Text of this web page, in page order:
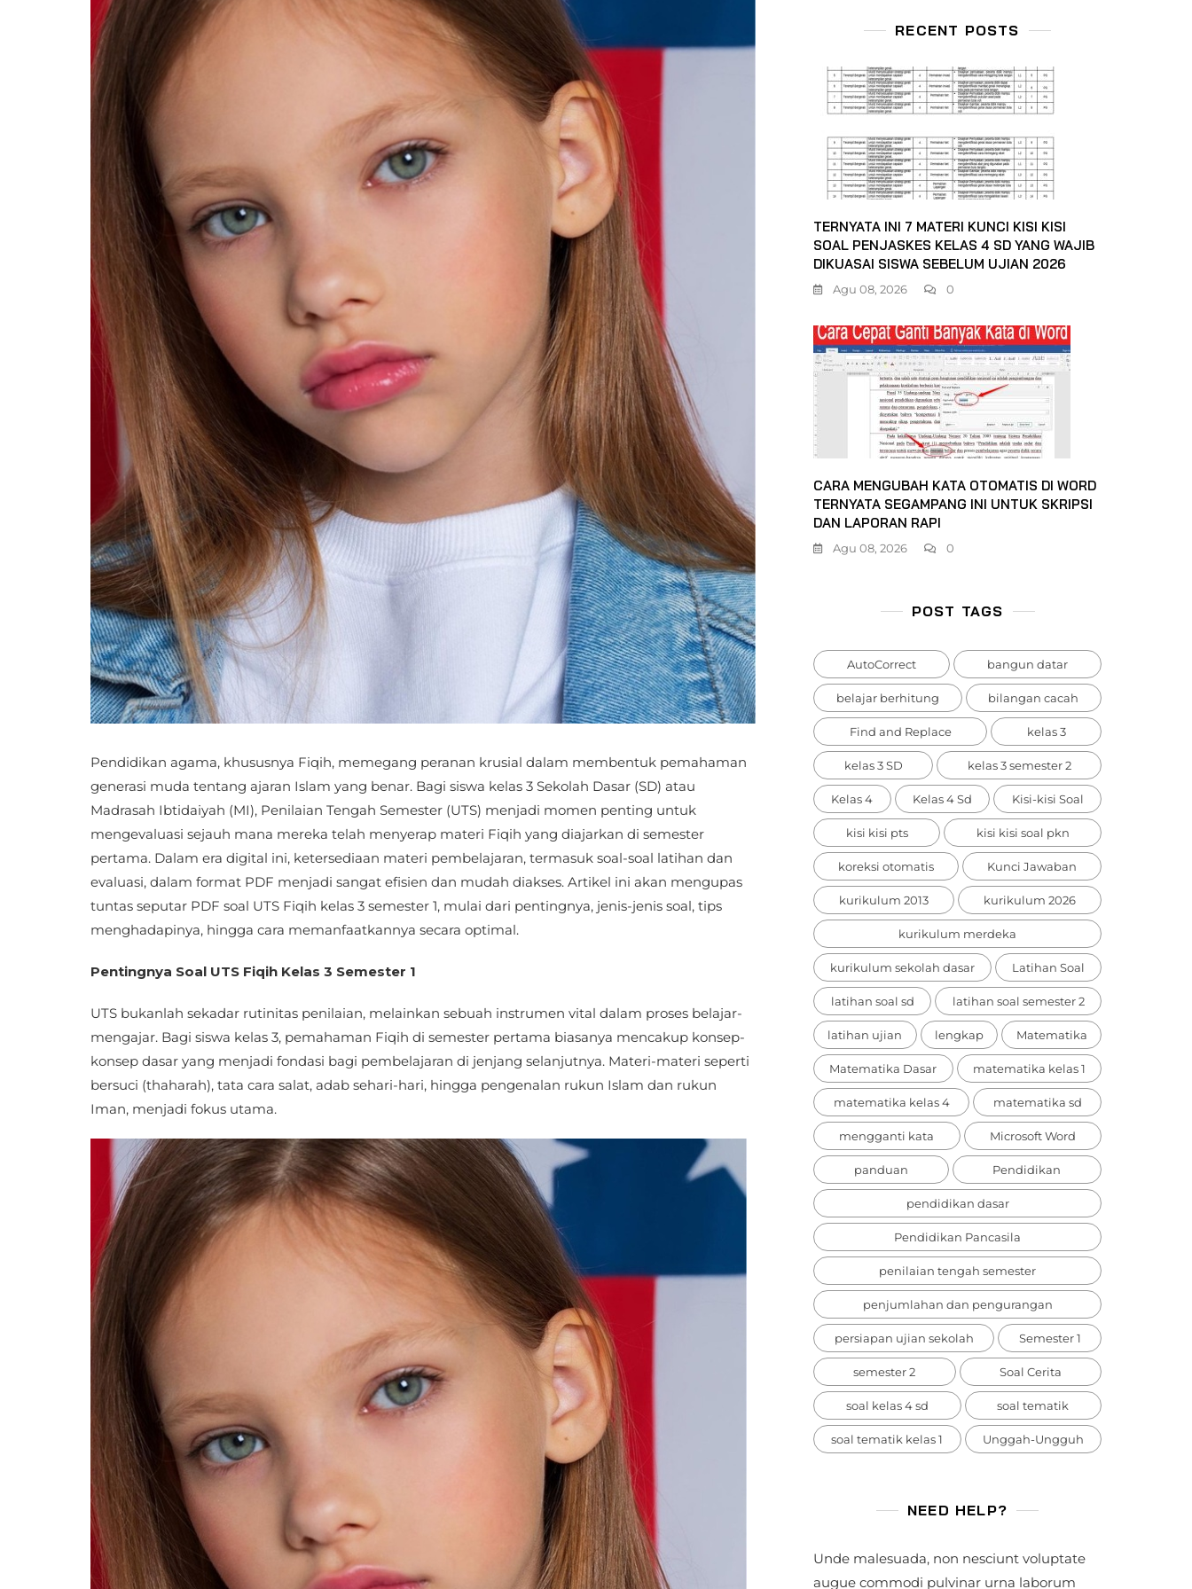
Pendidikan agama, khususnya Fiqih, memegang peranan krusial dalam membentuk pemahaman
generasi muda tentang ajaran Islam yang benar. Bagi siswa kelas 3 Sekolah Dasar (SD) atau
Madrasah Ibtidaiyah (MI), Penilaian Tengah Semester (UTS) menjadi momen penting untuk
mengevaluasi sejauh mana mereka telah menyerap materi Fiqih yang diajarkan di semester
pertama. Dalam era digital ini, ketersediaan materi pembelajaran, termasuk soal-soal latihan dan
evaluasi, dalam format PDF menjadi sangat efisien dan mudah diakses. Artikel ini akan mengupas
tuntas seputar PDF soal UTS Fiqih kelas 3 semester 1, mulai dari pentingnya, jenis-jenis soal, tips
menghadapinya, hingga cara memanfaatkannya secara optimal.
Pentingnya Soal UTS Fiqih Kelas 3 Semester 1
UTS bukanlah sekadar rutinitas penilaian, melainkan sebuah instrumen vital dalam proses belajar-
mengajar. Bagi siswa kelas 3, pemahaman Fiqih di semester pertama biasanya mencakup konsep-
konsep dasar yang menjadi fondasi bagi pembelajaran di jenjang selanjutnya. Materi-materi seperti
bersuci (thaharah), tata cara salat, adab sehari-hari, hingga pengenalan rukun Islam dan rukun
Iman, menjadi fokus utama.
RECENT POSTS
TERNYATA INI 7 MATERI KUNCI KISI KISI
SOAL PENJASKES KELAS 4 SD YANG WAJIB
DIKUASAI SISWA SEBELUM UJIAN 2026
Agu 08, 2026 0
CARA MENGUBAH KATA OTOMATIS DI WORD
TERNYATA SEGAMPANG INI UNTUK SKRIPSI
DAN LAPORAN RAPI
Agu 08, 2026 0
POST TAGS
AutoCorrect bangun datar
belajar berhitung bilangan cacah
Find and Replace kelas 3
kelas 3 SD kelas 3 semester 2
Kelas 4 Kelas 4 Sd Kisi-kisi Soal
kisi kisi pts kisi kisi soal pkn
koreksi otomatis Kunci Jawaban
kurikulum 2013 kurikulum 2026
kurikulum merdeka
kurikulum sekolah dasar Latihan Soal
latihan soal sd latihan soal semester 2
latihan ujian lengkap Matematika
Matematika Dasar matematika kelas 1
matematika kelas 4 matematika sd
mengganti kata Microsoft Word
panduan Pendidikan
pendidikan dasar
Pendidikan Pancasila
penilaian tengah semester
penjumlahan dan pengurangan
persiapan ujian sekolah Semester 1
semester 2 Soal Cerita
soal kelas 4 sd soal tematik
soal tematik kelas 1 Unggah-Ungguh
NEED HELP?
Unde malesuada, non nesciunt voluptate
augue commodi pulvinar urna laborum